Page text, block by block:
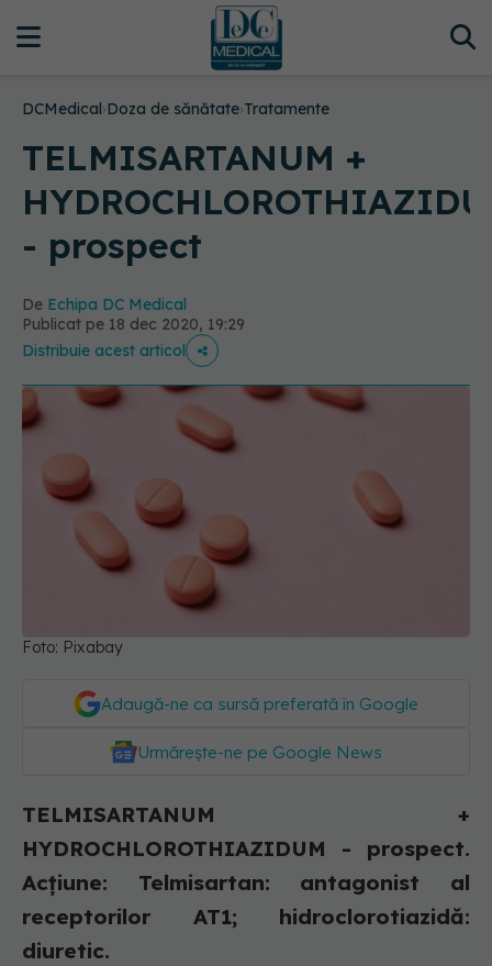
DCMedical›Doza de sănătate›Tratamente
TELMISARTANUM +
- prospect
De Echipa DC Medical
Publicat pe 18 dec 2020, 19:29
Distribuie acest articol
Foto: Pixabay
Adaugă-ne ca sursă preferată în Google
Urmărește-ne pe Google News
TELMISARTANUM +
HYDROCHLOROTHIAZIDUM - prospect.
Acțiune: Telmisartan: antagonist al
receptorilor AT1; hidroclorotiazidă:
diuretic.